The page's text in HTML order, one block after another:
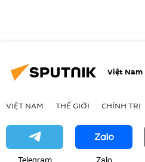
Việt Nam
VIỆT NAM THẾ GIỚI CHÍNH TRỊ